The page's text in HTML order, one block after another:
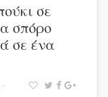
σε
σπόρο
σε ένα
·